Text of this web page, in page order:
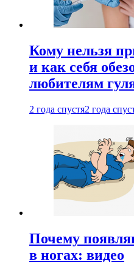
Кому нельзя
и как себя
любителям
2 года спустя2 года
Почему
в ногах: видео